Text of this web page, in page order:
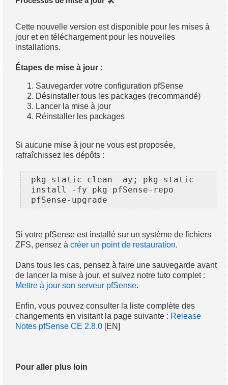
Cette nouvelle version est disponible pour les mises à
jour et en téléchargement pour les nouvelles
installations.
Étapes de mise à jour :
Sauvegarder votre configuration pfSense
Désinstaller tous les packages (recommandé)
Lancer la mise à jour
Réinstaller les packages
Si aucune mise à jour ne vous est proposée,
rafraîchissez les dépôts :
pkg-static clean -ay; pkg-static
install -fy pkg pfSense-repo
pfSense-upgrade
Si votre pfSense est installé sur un système de fichiers
ZFS, pensez àcréer un point de restauration.
Dans tous les cas, pensez à faire une sauvegarde avant
de lancer la mise à jour, et suivez notre tuto complet :
Mettre à jour son serveur pfSense.
Enfin, vous pouvez consulter la liste complète des
changements en visitant la page suivante : Release
Notes pfSense CE 2.8.0 [EN]
Pour aller plus loin